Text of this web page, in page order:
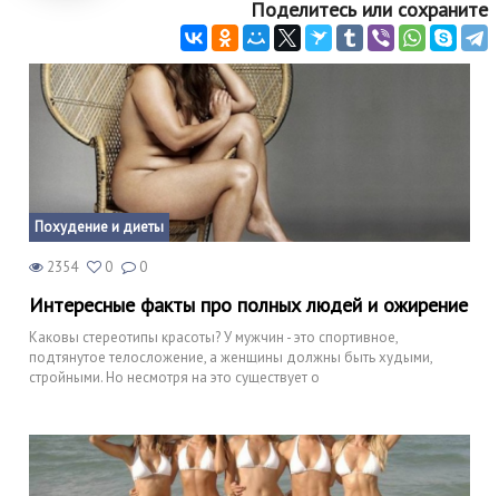
Поделитесь или сохраните
Похудение и диеты
2354 0 0
Интересные факты про полных людей и ожирение
Каковы стереотипы красоты? У мужчин - это спортивное,
подтянутое телосложение, а женщины должны быть худыми,
стройными. Но несмотря на это существует о